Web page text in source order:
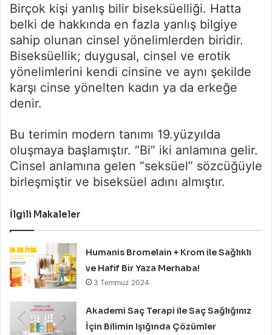
Birçok kişi yanlış bilir biseksüelliği. Hatta
belki de hakkında en fazla yanlış bilgiye
sahip olunan cinsel yönelimlerden biridir.
Biseksüellik; duygusal, cinsel ve erotik
yönelimlerini kendi cinsine ve aynı şekilde
karşı cinse yönelten kadın ya da erkeğe
denir.
Bu terimin modern tanımı 19.yüzyılda
oluşmaya başlamıştır. “Bi” iki anlamına gelir.
Cinsel anlamına gelen “seksüel” sözcüğüyle
birleşmiştir ve biseksüel adını almıştır.
İlgili Makaleler
Humanis Bromelain + Krom ile Sağlıklı
ve Hafif Bir Yaza Merhaba!
3 Temmuz 2024
Akademi Saç Terapi ile Saç Sağlığınız
İçin Bilimin Işığında Çözümler